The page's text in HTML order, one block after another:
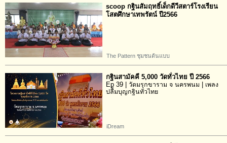
scoop กฐินสัมฤทธิ์เด็กดีวีสตาร์โรงเรียน
โสตศึกษาเทพรัตน์ ปี2566
The Pattern ชุมชนต้นแบบ
กฐินสามัคคี 5,000 วัดทั่วไทย ปี 2566
Ep 39 | วัดมรุกขาราม จ นครพนม | เพลง
ปลื้มบุญกฐินทั่วไทย
iDream